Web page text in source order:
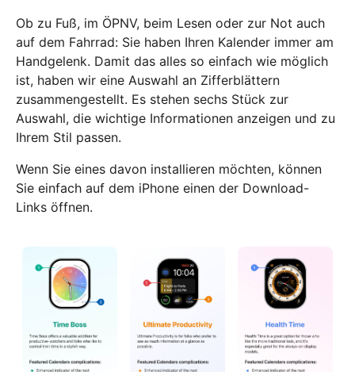
Ob zu Fuß, im ÖPNV, beim Lesen oder zur Not auch
auf dem Fahrrad: Sie haben Ihren Kalender immer am
Handgelenk. Damit das alles so einfach wie möglich
ist, haben wir eine Auswahl an Zifferblättern
zusammengestellt. Es stehen sechs Stück zur
Auswahl, die wichtige Informationen anzeigen und zu
Ihrem Stil passen.
Wenn Sie eines davon installieren möchten, können
Sie einfach auf dem iPhone einen der Download-
Links öffnen.